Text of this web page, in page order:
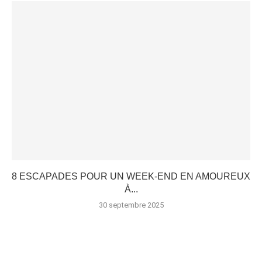
8 ESCAPADES POUR UN WEEK-END EN AMOUREUX
À...
30 septembre 2025